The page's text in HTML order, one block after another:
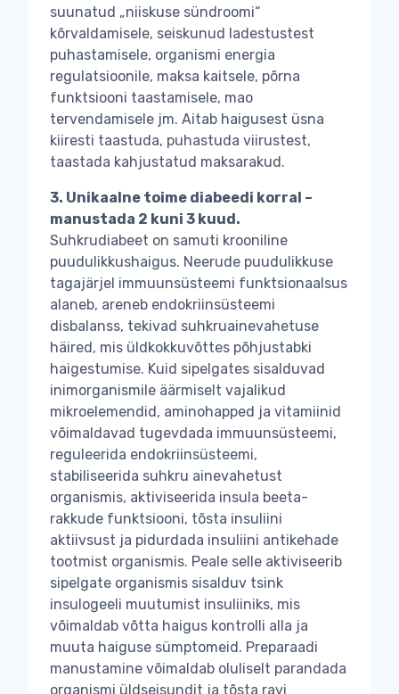
suunatud „niiskuse sündroomi“
kõrvaldamisele, seiskunud ladestustest
puhastamisele, organismi energia
regulatsioonile, maksa kaitsele, põrna
funktsiooni taastamisele, mao
tervendamisele jm. Aitab haigusest üsna
kiiresti taastuda, puhastuda viirustest,
taastada kahjustatud maksarakud.
3. Unikaalne toime diabeedi korral –
manustada 2 kuni 3 kuud.
Suhkrudiabeet on samuti krooniline
puudulikkushaigus. Neerude puudulikkuse
tagajärjel immuunsüsteemi funktsionaalsus
alaneb, areneb endokriinsüsteemi
disbalanss, tekivad suhkruainevahetuse
häired, mis üldkokkuvõttes põhjustabki
haigestumise. Kuid sipelgates sisalduvad
inimorganismile äärmiselt vajalikud
mikroelemendid, aminohapped ja vitamiinid
võimaldavad tugevdada immuunsüsteemi,
reguleerida endokriinsüsteemi,
stabiliseerida suhkru ainevahetust
organismis, aktiviseerida insula beeta-
rakkude funktsiooni, tõsta insuliini
aktiivsust ja pidurdada insuliini antikehade
tootmist organismis. Peale selle aktiviseerib
sipelgate organismis sisalduv tsink
insulogeeli muutumist insuliiniks, mis
võimaldab võtta haigus kontrolli alla ja
muuta haiguse sümptomeid. Preparaadi
manustamine võimaldab oluliselt parandada
organismi üldseisundit ja tõsta ravi